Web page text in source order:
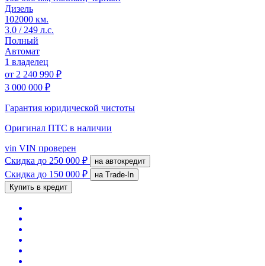
Дизель
102000 км.
3.0 / 249 л.с.
Полный
Автомат
1 владелец
от 2 240 990 ₽
3 000 000 ₽
Гарантия юридической чистоты
Оригинал ПТС в наличии
vin VIN проверен
Скидка до 250 000 ₽ на автокредит
Скидка до 150 000 ₽
на Trade-In
Купить в кредит